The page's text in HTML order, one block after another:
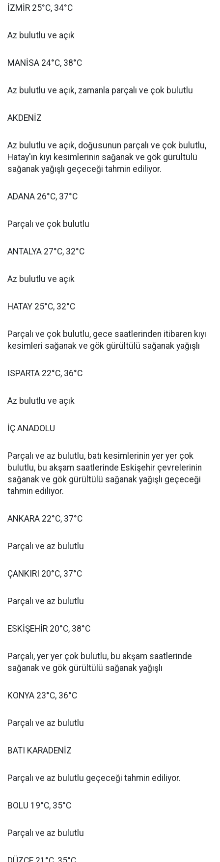
İZMİR 25°C, 34°C
Az bulutlu ve açık
MANİSA 24°C, 38°C
Az bulutlu ve açık, zamanla parçalı ve çok bulutlu
AKDENİZ
Az bulutlu ve açık, doğusunun parçalı ve çok bulutlu,
Hatay'ın kıyı kesimlerinin sağanak ve gök gürültülü
sağanak yağışlı geçeceği tahmin ediliyor.
ADANA 26°C, 37°C
Parçalı ve çok bulutlu
ANTALYA 27°C, 32°C
Az bulutlu ve açık
HATAY 25°C, 32°C
Parçalı ve çok bulutlu, gece saatlerinden itibaren kıyı
kesimleri sağanak ve gök gürültülü sağanak yağışlı
ISPARTA 22°C, 36°C
Az bulutlu ve açık
İÇ ANADOLU
Parçalı ve az bulutlu, batı kesimlerinin yer yer çok
bulutlu, bu akşam saatlerinde Eskişehir çevrelerinin
sağanak ve gök gürültülü sağanak yağışlı geçeceği
tahmin ediliyor.
ANKARA 22°C, 37°C
Parçalı ve az bulutlu
ÇANKIRI 20°C, 37°C
Parçalı ve az bulutlu
ESKİŞEHİR 20°C, 38°C
Parçalı, yer yer çok bulutlu, bu akşam saatlerinde
sağanak ve gök gürültülü sağanak yağışlı
KONYA 23°C, 36°C
Parçalı ve az bulutlu
BATI KARADENİZ
Parçalı ve az bulutlu geçeceği tahmin ediliyor.
BOLU 19°C, 35°C
Parçalı ve az bulutlu